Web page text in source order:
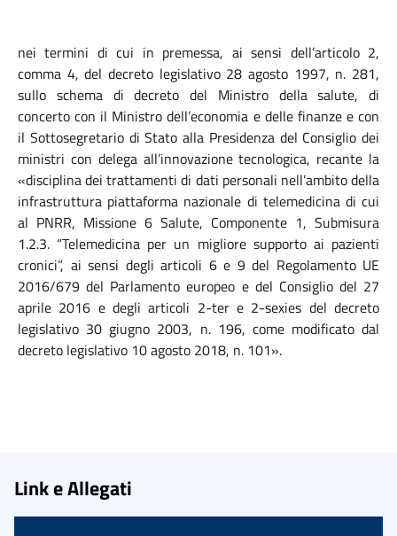
nei termini di cui in premessa, ai sensi dell’articolo 2,
comma 4, del decreto legislativo 28 agosto 1997, n. 281,
sullo schema di decreto del Ministro della salute, di
concerto con il Ministro dell’economia e delle finanze e con
il Sottosegretario di Stato alla Presidenza del Consiglio dei
ministri con delega all’innovazione tecnologica, recante la
«disciplina dei trattamenti di dati personali nell’ambito della
infrastruttura piattaforma nazionale di telemedicina di cui
al PNRR, Missione 6 Salute, Componente 1, Submisura
1.2.3. “Telemedicina per un migliore supporto ai pazienti
cronici”, ai sensi degli articoli 6 e 9 del Regolamento UE
2016/679 del Parlamento europeo e del Consiglio del 27
aprile 2016 e degli articoli 2-ter e 2-sexies del decreto
legislativo 30 giugno 2003, n. 196, come modificato dal
decreto legislativo 10 agosto 2018, n. 101».
Link e Allegati